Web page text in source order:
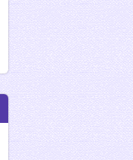
肌荒れ女子を救う皮膚科